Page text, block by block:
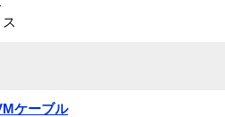
ケーブル